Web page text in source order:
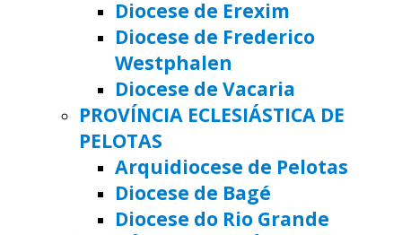
Diocese de Erexim
Diocese de Frederico
Westphalen
Diocese de Vacaria
PROVÍNCIA ECLESIÁSTICA DE
PELOTAS
Arquidiocese de Pelotas
Diocese de Bagé
Diocese do Rio Grande